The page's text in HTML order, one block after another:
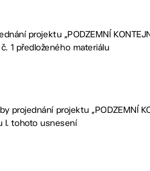
projektu „PODZEMNÍ
1 předloženého materiálu
projednání projektu „PODZEMNÍ
I. tohoto usnesení